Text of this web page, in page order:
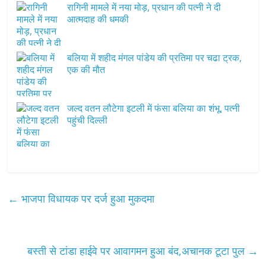
रागिनी मामले में नया मोड़, प्रधान की पत्नी ने दी
आत्मदाह की धमकी
बलिया में शहीद मंगल पांडेय की प्रतिमा पर चढा ट्रक,
एक की मौत
जल्द वतन लौटेगा इटली में फंसा बलिया का शंभू, पत्नी
पहुंची दिल्ली
← भाजपा विधायक पर दर्ज हुआ मुकदमा
बस्ती से टांडा हाईवे पर आवागमन हुआ बंद,अचानक टूटा पुल →